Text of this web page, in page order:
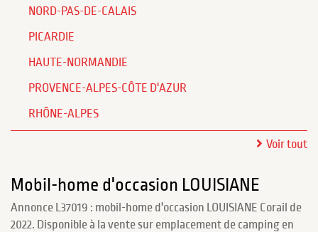
NORD-PAS-DE-CALAIS
PICARDIE
HAUTE-NORMANDIE
PROVENCE-ALPES-CÔTE D'AZUR
RHÔNE-ALPES
Voir tout
Mobil-home d'occasion LOUISIANE
Annonce L37019 : mobil-home d'occasion LOUISIANE Corail de
2022. Disponible à la vente sur emplacement de camping en